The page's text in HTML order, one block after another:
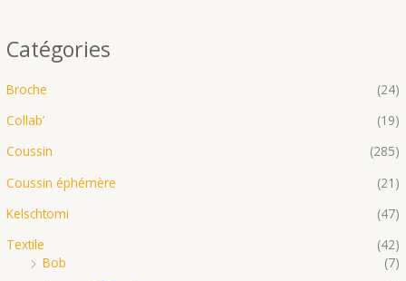
Catégories
Broche
(24)
Collab’
(19)
Coussin
(285)
Coussin éphémère
(21)
Kelschtomi
(47)
Textile
(42)
Bob
(7)